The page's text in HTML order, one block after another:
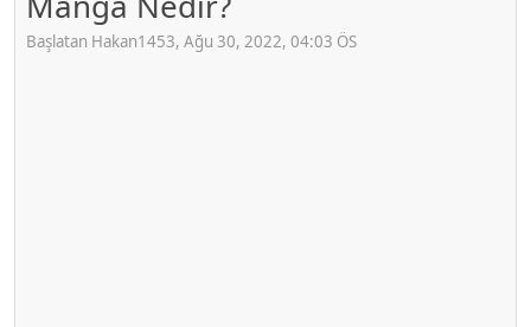
Başlatan Hakan1453, Ağu 30, 2022, 04:03 ÖS